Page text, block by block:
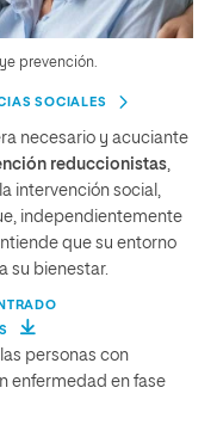
prevención.
SOCIALES
necesario y acuciante
reduccionistas
intervención social,
independientemente
que su entorno
su bienestar.
personas con
enfermedad en fase